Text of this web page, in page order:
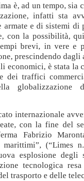
è, ad un tempo, sia
infatti sta
armate e di sistemi di
con la possibilità,
brevi, in vere e
prescindendo
economici, è stata la
dei traffici
globalizzazione
internazionale
con la fine del
Fabrizio
marittimi”, (“Limes
esplosione degli
tecnologica
trasporto e delle